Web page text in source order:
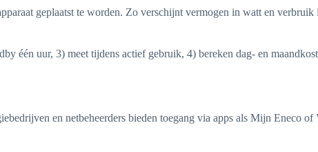
geplaatst te worden. Zo verschijnt vermogen in watt en
één uur, 3) meet tijdens actief gebruik, 4) bereken dag- en
en netbeheerders bieden toegang via apps als Mijn Eneco